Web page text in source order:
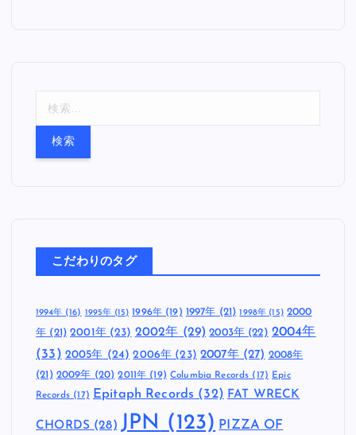
こだわりのタグ
1994年(16) 1995年 (15) 1996年(19) 1997年 (21) 1998年 (15) 2000
年 (21) 2001年(23) 2002年 (29) 2003年 (22) 2004年
(33) 2005年 (24) 2006年 (23) 2007年(27) 2008年
(21) 2009年 (20) 2011年 (19) Columbia Records (17) Epic
Records (17) Epitaph Records (32) FAT WRECK
CHORDS (28) JPN (123) PIZZA OF